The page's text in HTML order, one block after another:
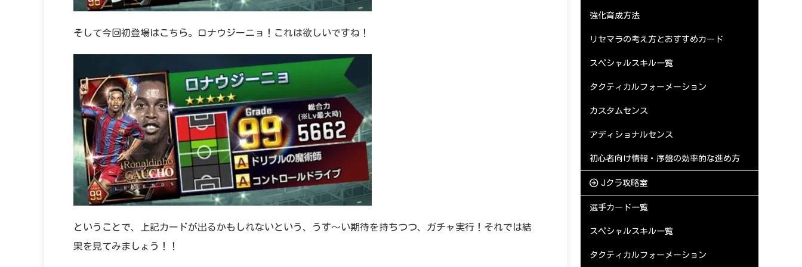
そして今回初登場はこちら。ロナウジーニョ！これは欲しいですね！
ということで、上記カードが出るかもしれないという、うす～い期待を持ちつつ、ガチャ実行！それでは結
果を見てみましょう！！
強化育成方法
リセマラの考え方とおすすめカード
スペシャルスキル一覧
タクティカルフォーメーション
カスタムセンス
アディショナルセンス
初心者向け情報・序盤の効率的な進め方
Jクラ攻略室
選手カード一覧
スペシャルスキル一覧
タクティカルフォーメーション